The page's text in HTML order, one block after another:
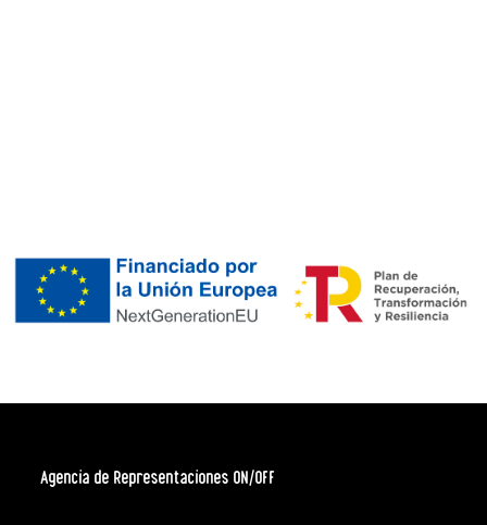
Agencia de Representaciones ON/OFF